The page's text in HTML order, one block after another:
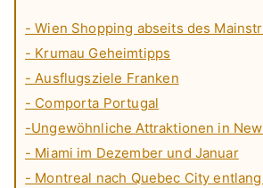
- Wien Shopping abseits des
- Krumau Geheimtipps
- Ausflugsziele Franken
- Comporta Portugal
-Ungewöhnliche Attraktionen in
- Miami im Dezember und Januar
- Montreal nach Quebec City